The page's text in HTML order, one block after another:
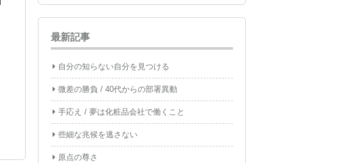
最新記事
自分の知らない自分を見つける
微差の勝負 / 40代からの部署異動
手応え / 夢は化粧品会社で働くこと
些細な兆候を逃さない
原点の尊さ